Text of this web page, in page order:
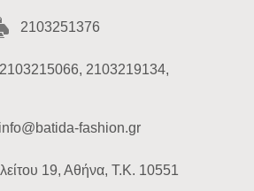
2103251376
2103219134,
info@batida-fashion.gr
19, Αθήνα, T.K. 10551